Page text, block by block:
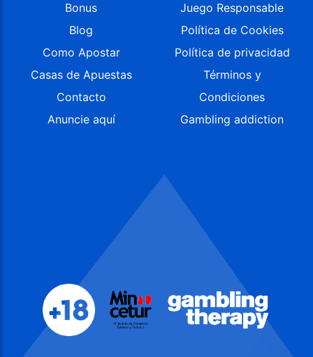
Bonus
Blog
Como Apostar
Casas de Apuestas
Contacto
Anuncie aquí
Juego Responsable
Política de Cookies
Política de privacidad
Términos y
Condiciones
Gambling addiction